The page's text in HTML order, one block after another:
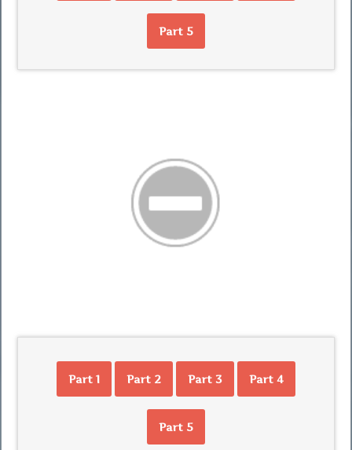
Part 5
Part 1 Part 2 Part 3 Part 4
Part 5